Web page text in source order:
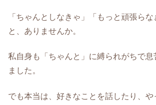
「ちゃんとしなきゃ」「もっと頑張らな
と、ありませんか。
私自身も「ちゃんと」に縛られがちで息
ました。
でも本当は、好きなことを話したり、や